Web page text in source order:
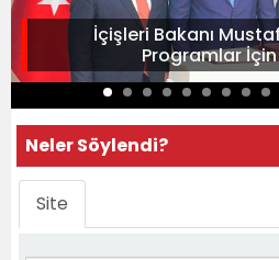
İçişleri Bakanı
Programlar
Neler Söylendi?
Site